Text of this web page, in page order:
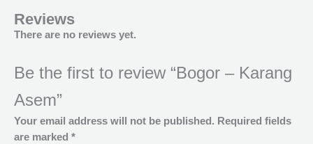
Reviews
There are no reviews yet.
Be the first to review “Bogor – Karang
Asem”
Your email address will not be published. Required fields
are marked *